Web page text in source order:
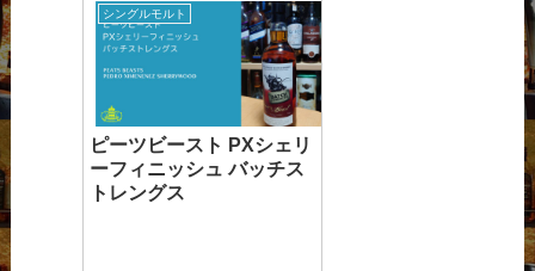
シングルモルト
ピーツビースト PXシェリ
ーフィニッシュ バッチス
トレングス